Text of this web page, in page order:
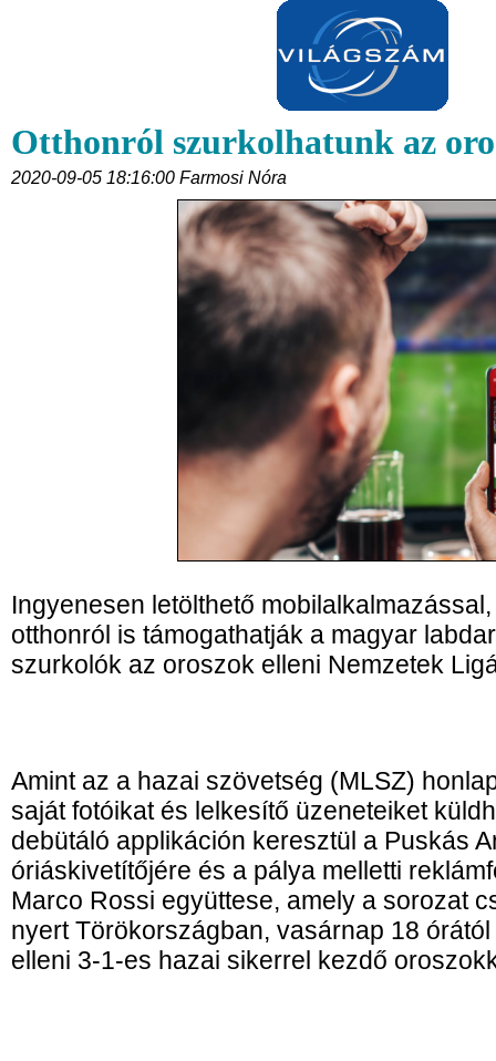
Otthonról szurkolhatunk az
2020-09-05 18:16:00 Farmosi Nóra
Ingyenesen letölthető
otthonról is támogathatják a magyar
szurkolók az oroszok elleni Nemzetek
Amint az a hazai szövetség (MLSZ)
saját fotóikat és lelkesítő üzeneteiket
debütáló applikáción keresztül a Puskás
óriáskivetítőjére és a pálya melletti
Marco Rossi együttese, amely a sorozat
nyert Törökországban, vasárnap 18
elleni 3-1-es hazai sikerrel kezdő